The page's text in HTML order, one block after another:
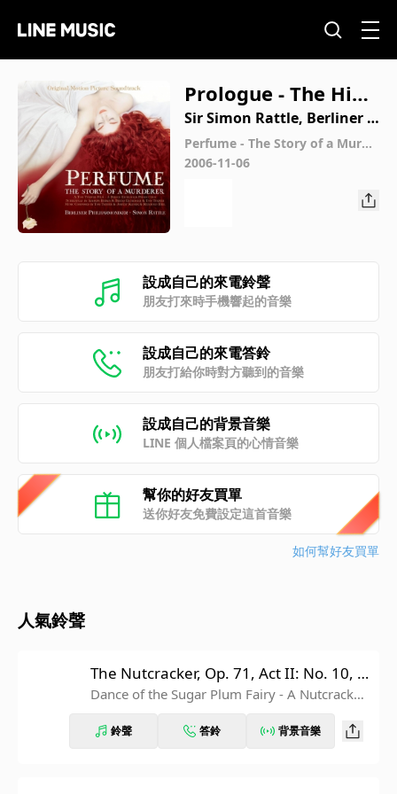
Prologue - The High
est Point
Sir Simon Rattle, Berliner P
hilharmoniker
Perfume - The Story of a Murde
rer (Original Motion Picture So
2006-11-06
設成自己的來電鈴聲
朋友打來時手機響起的音樂
設成自己的來電答鈴
朋友打給你時對方聽到的音樂
設成自己的背景音樂
LINE 個人檔案頁的心情音樂
幫你的好友買單
送你好友免費設定這首音樂
如何幫好友買單
人氣鈴聲
The Nutcracker, Op. 71, Act II: No. 10, T
he Enchanted Palace of Confiturembou
Dance of the Sugar Plum Fairy - A Nutcracker
鈴聲 答鈴 背景音樂